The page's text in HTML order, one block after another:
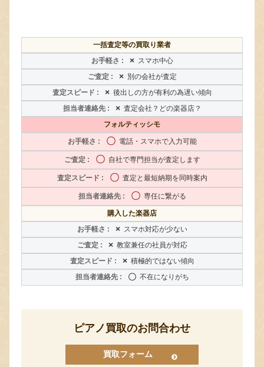
一括査定等の買取り業者
× スマホ中心
× 別の会社が査定
× 後出しの方が有利の為遅い傾向
× 査定会社？どの楽器店？
フォルティッシモ
〇 電話・スマホで入力可能
〇 自社で専門担当が査定します
〇 査定と最短納期を同時案内
〇 専任に繋がる
購入した楽器店
× スマホ対応が少ない
× 教室兼任の社員が対応
× 積極的ではない傾向
〇 不在になりがち
ピアノ買取のお問合わせ
買取フォーム